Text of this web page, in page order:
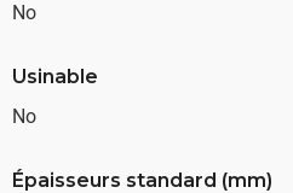
No
Usinable
No
Épaisseurs standard (mm)